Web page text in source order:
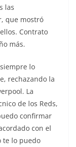
las
que mostró
Contrato
más.
lo
rechazando la
La
de los Reds,
confirmar
con el
te lo puedo